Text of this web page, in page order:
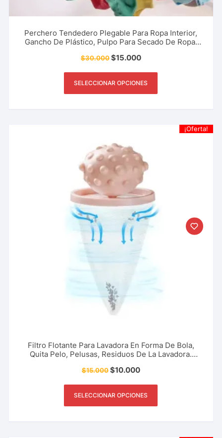
Perchero Tendedero Plegable Para Ropa Interior,
Gancho De Plástico, Pulpo Para Secado De Ropa,
$30.000$15.000
SELECCIONAR OPCIONES
¡Oferta!
Filtro Flotante Para Lavadora En Forma De Bola,
Quita Pelo, Pelusas, Residuos De La Lavadora.
$15.000$10.000
SELECCIONAR OPCIONES